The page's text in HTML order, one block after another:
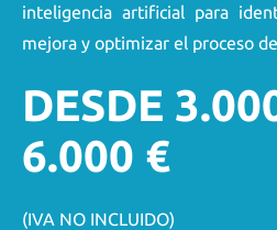
inteligencia artificial para
mejora y optimizar el proceso
DESDE
6.000 €
(IVA NO INCLUIDO)